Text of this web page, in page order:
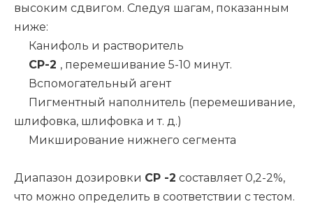
высоким сдвигом. Следуя шагам, показанным
ниже:
Канифоль и растворитель
СР-2 , перемешивание 5-10 минут.
Вспомогательный агент
Пигментный наполнитель (перемешивание,
шлифовка, шлифовка и т. д.)
Микширование нижнего сегмента
Диапазон дозировки CP -2 составляет 0,2-2%,
что можно определить в соответствии с тестом.